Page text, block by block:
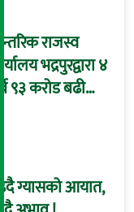
आन्तरिक राजस्व
कार्यालय भद्रपुरद्वारा ४
अर्ब ९३ करोड बढी
बढ्दै ग्यासको आयात,